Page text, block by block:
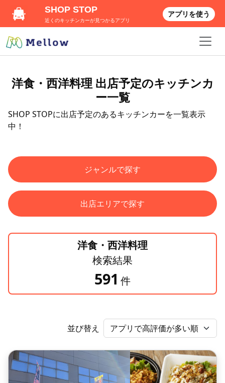
洋食・西洋料理 出店予定のキッチンカ
ー一覧
SHOP STOPに出店予定のあるキッチンカーを一覧表示
中！
ジャンルで探す
出店エリアで探す
洋食・西洋料理
検索結果
591 件
並び替え
SHOP STOP
近くのキッチンカーが見つかるアプリ
アプリを使う